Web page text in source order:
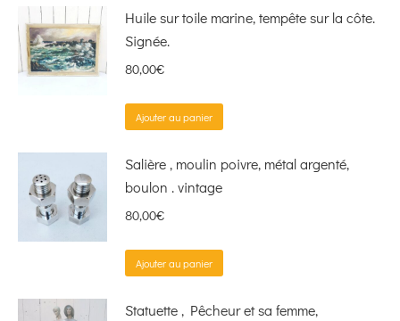
Huile sur toile marine, tempête sur la côte.
Signée.
80,00€
Ajouter au panier
Salière , moulin poivre, métal argenté,
boulon . vintage
80,00€
Ajouter au panier
Statuette , Pêcheur et sa femme,